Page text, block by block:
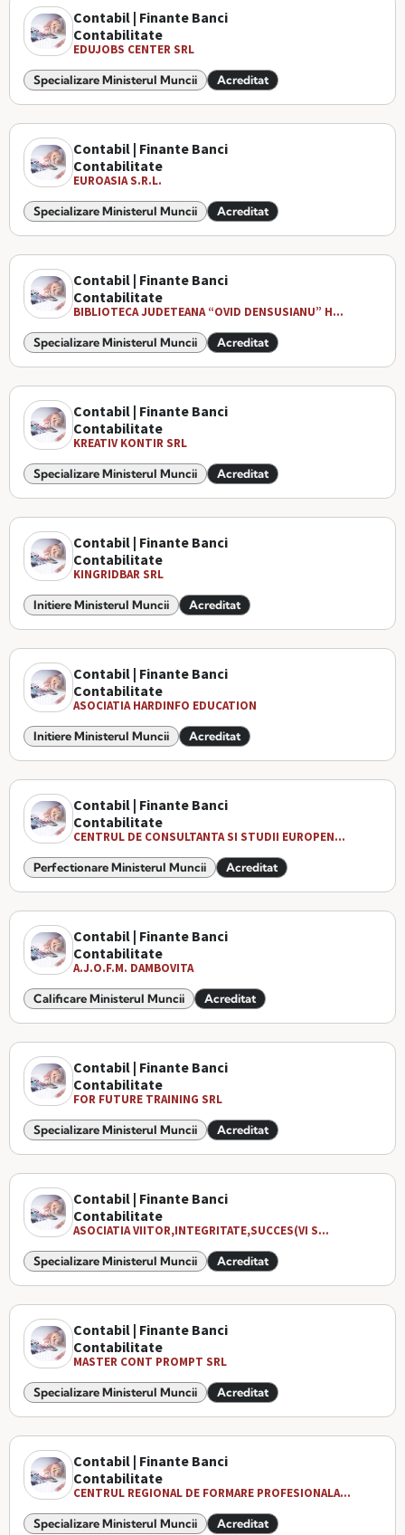
Contabil | Finante Banci
Contabilitate
EDUJOBS CENTER SRL
Specializare Ministerul Muncii Acreditat
Contabil | Finante Banci
Contabilitate
EUROASIA S.R.L.
Specializare Ministerul Muncii Acreditat
Contabil | Finante Banci
Contabilitate
BIBLIOTECA JUDETEANA “OVID DENSUSIANU” H...
Specializare Ministerul Muncii Acreditat
Contabil | Finante Banci
Contabilitate
KREATIV KONTIR SRL
Specializare Ministerul Muncii Acreditat
Contabil | Finante Banci
Contabilitate
KINGRIDBAR SRL
Initiere Ministerul Muncii Acreditat
Contabil | Finante Banci
Contabilitate
ASOCIATIA HARDINFO EDUCATION
Initiere Ministerul Muncii Acreditat
Contabil | Finante Banci
Contabilitate
CENTRUL DE CONSULTANTA SI STUDII EUROPEN...
Perfectionare Ministerul Muncii Acreditat
Contabil | Finante Banci
Contabilitate
A.J.O.F.M. DAMBOVITA
Calificare Ministerul Muncii Acreditat
Contabil | Finante Banci
Contabilitate
FOR FUTURE TRAINING SRL
Specializare Ministerul Muncii Acreditat
Contabil | Finante Banci
Contabilitate
ASOCIATIA VIITOR,INTEGRITATE,SUCCES(VI S...
Specializare Ministerul Muncii Acreditat
Contabil | Finante Banci
Contabilitate
MASTER CONT PROMPT SRL
Specializare Ministerul Muncii Acreditat
Contabil | Finante Banci
Contabilitate
CENTRUL REGIONAL DE FORMARE PROFESIONALA...
Specializare Ministerul Muncii Acreditat